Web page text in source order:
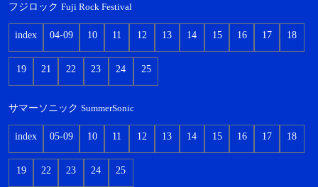
フジロック Fuji Rock Festival
index 04-09 10 11 12 13 14 15 16 17 18
19 21 22 23 24 25
サマーソニック SummerSonic
index 05-09 10 11 12 13 14 15 16 17 18
19 22 23 24 25